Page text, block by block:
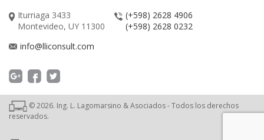
Iturriaga 3433
Montevideo, UY 11300
(+598) 2628 4906
(+598) 2628 0232
info@lliconsult.com
©2026. Ing. L. Lagomarsino & Asociados - Todos los derechos
reservados.